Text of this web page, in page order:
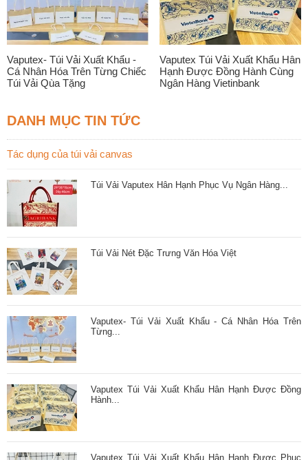
Vaputex- Túi Vải Xuất Khẩu -
Cá Nhân Hóa Trên Từng Chiếc
Túi Vải Qùa Tặng
Vaputex Túi Vải Xuất Khẩu Hân
Hạnh Được Đồng Hành Cùng
Ngân Hàng Vietinbank
DANH MỤC TIN TỨC
Tác dụng của túi vải canvas
Túi Vải Vaputex Hân Hạnh Phục Vụ Ngân Hàng...
Túi Vải Nét Đặc Trưng Văn Hóa Việt
Vaputex- Túi Vải Xuất Khẩu - Cá Nhân Hóa Trên
Từng...
Vaputex Túi Vải Xuất Khẩu Hân Hạnh Được Đồng
Hành...
Vaputex Túi Vải Xuất Khẩu Hân Hạnh Được Phục